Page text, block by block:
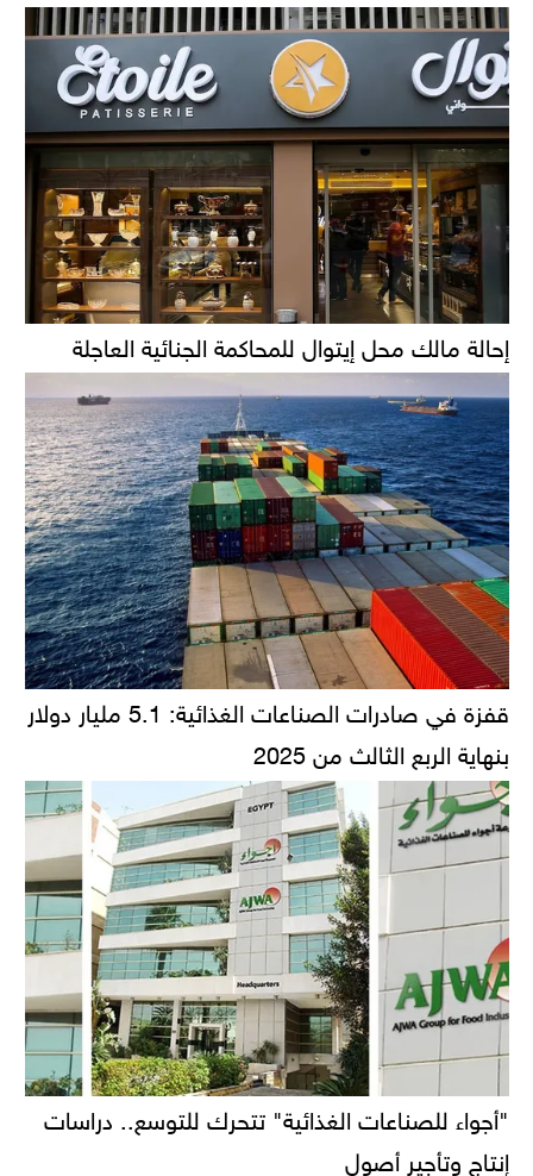
إحالة مالك محل إيتوال للمحاكمة الجنائية العاجلة
قفزة في صادرات الصناعات الغذائية: 5.1 مليار دولار
بنهاية الربع الثالث من 2025
"أجواء للصناعات الغذائية" تتحرك للتوسع.. دراسات
إنتاج وتأجير أصول